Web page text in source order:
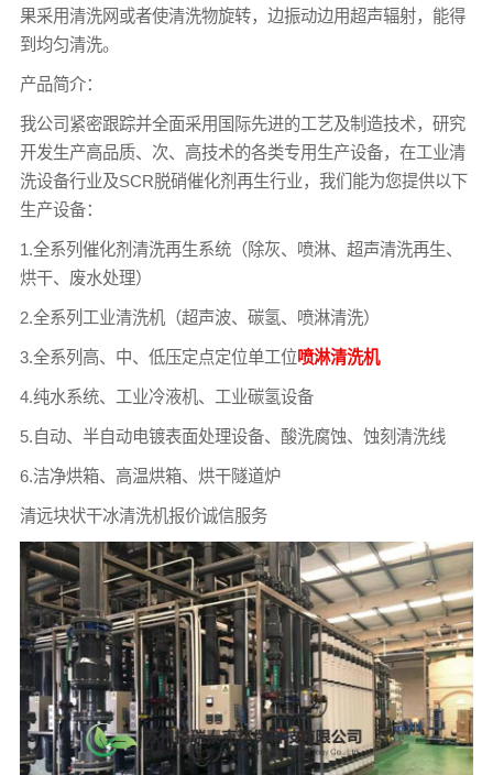
果采用清洗网或者使清洗物旋转，边振动边用超声辐射，能得
到均匀清洗。
产品简介：
我公司紧密跟踪并全面采用国际先进的工艺及制造技术，研究
开发生产高品质、次、高技术的各类专用生产设备，在工业清
洗设备行业及SCR脱硝催化剂再生行业，我们能为您提供以下
生产设备：
1.全系列催化剂清洗再生系统（除灰、喷淋、超声清洗再生、
烘干、废水处理）
2.全系列工业清洗机（超声波、碳氢、喷淋清洗）
3.全系列高、中、低压定点定位单工位喷淋清洗机
4.纯水系统、工业冷液机、工业碳氢设备
5.自动、半自动电镀表面处理设备、酸洗腐蚀、蚀刻清洗线
6.洁净烘箱、高温烘箱、烘干隧道炉
清远块状干冰清洗机报价诚信服务